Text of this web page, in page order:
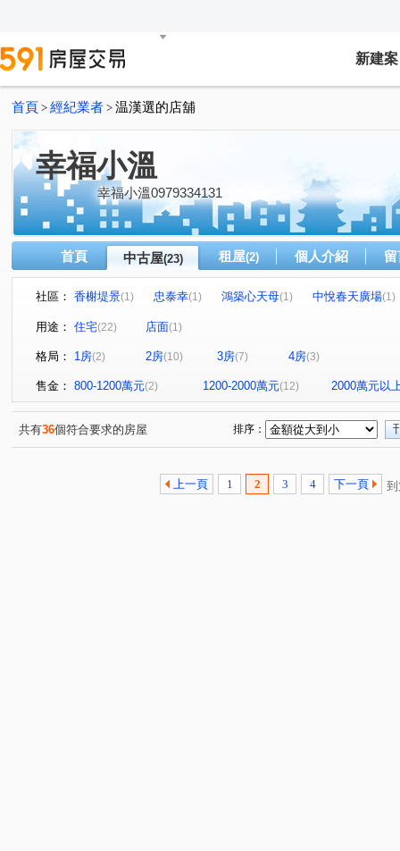
新建案
首頁 > 經紀業者 > 温漢選的店舖
幸福小溫
幸福小溫0979334131
首頁 中古屋(23) 租屋(2) 個人介紹
社區： 香榭堤景(1) 忠泰幸(1) 鴻築心天母(1) 中悅春天廣場(1)
君邑富疆
日昇大道 京澄園朗 大和富居 (2) 善美館
經國二路(1) 大興路 經國路(1) 有恆路 (1)
文中東
樹仁三街(1) 吉安街(1) 中央街(1) 文中三路(3)
中埔
興林路(1) 溫州一路 幸福路 (1) 寶慶路(1)
中華路
中正路(1)
用途： 住宅(22) 店面(1)
格局： 1房(2) 2房(10) 3房(7) 4房(3)
售金： 800-1200萬元(2) 1200-2000萬元(12) 2000萬元以
共有36個符合要求的房屋 排序：
上一頁 1 2 3 4 下一頁